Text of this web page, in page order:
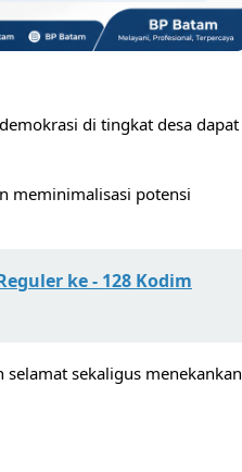
di tingkat desa dapat
meminimalisasi potensi
ke - 128 Kodim
sekaligus menekankan